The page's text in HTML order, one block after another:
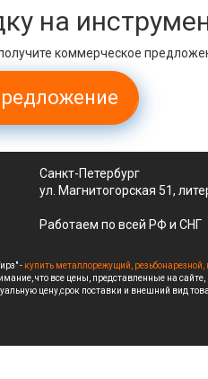
на
коммерческое
Санкт-Петербург
ул. Магнитогорская 51,
Работаем по всей РФ и СНГ
- купить металлорежущий,
что все цены, представленные на
цену,срок поставки и внешний вид